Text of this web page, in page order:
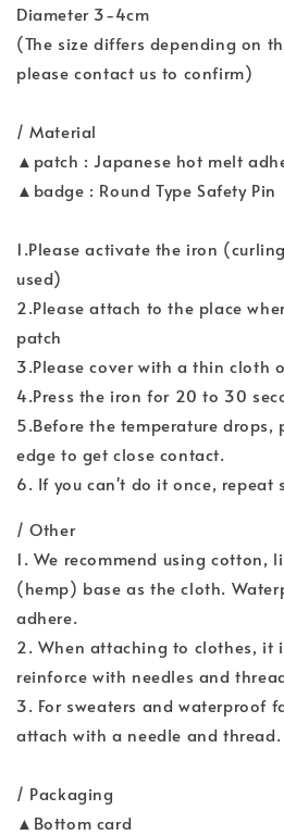
Diameter 3-4cm
(The size differs depending on
please contact us to confirm)
/ Material
▲patch : Japanese hot melt
▲badge : Round Type Safety Pin
1.Please activate the iron
used)
2.Please attach to the place
patch
3.Please cover with a thin cloth
4.Press the iron for 20 to 30
5.Before the temperature drops,
edge to get close contact.
6. If you can't do it once, repeat
/ Other
1. We recommend using cotton,
(hemp) base as the cloth.
adhere.
2. When attaching to clothes, it
reinforce with needles and
3. For sweaters and waterproof
attach with a needle and
/ Packaging
▲Bottom card